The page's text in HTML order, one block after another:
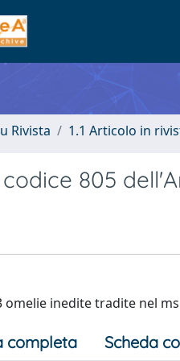
Rivista 1.1 Articolo in
805
inedite tradite nel
completa Scheda